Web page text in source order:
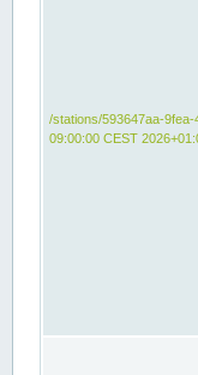
/stations/593647aa-
09:00:00 CEST